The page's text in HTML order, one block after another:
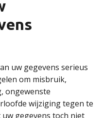
uw gegevens serieus
om misbruik,
ongewenste
wijziging tegen te
gegevens toch niet